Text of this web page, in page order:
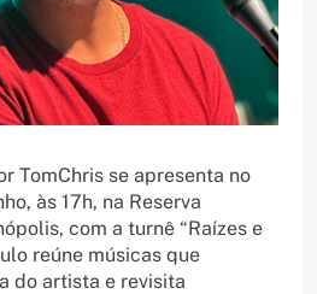
TomChris se apresenta no
às 17h, na Reserva
com a turnê “Raízes e
reúne músicas que
do artista e revisita